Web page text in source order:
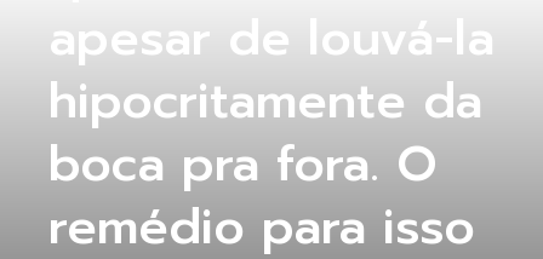
apesar de louvá-la
hipocritamente da
boca pra fora. O
remédio para isso